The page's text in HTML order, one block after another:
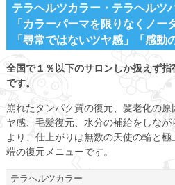
テラヘルツカラー・テラヘルツ
「カラーパーマを限りなくノー
「尋常ではないツヤ感」「感動
全国で１％以下のサロンしか扱えず
です。
崩れたタンパク質の復元、髪老化の
ヤ感、毛髪復元、水分の補給をしな
より、仕上がりは無数の天使の輪と
端の復元メニューです。
テラヘルツカラー